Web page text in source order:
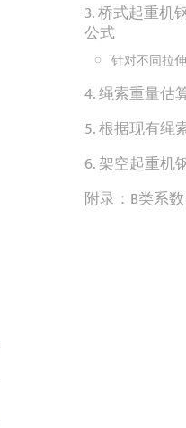
3. 桥式起重机
公式
针对不同拉
4. 绳索重量估
5. 根据现有绳
6. 架空起重机
附录：B类系